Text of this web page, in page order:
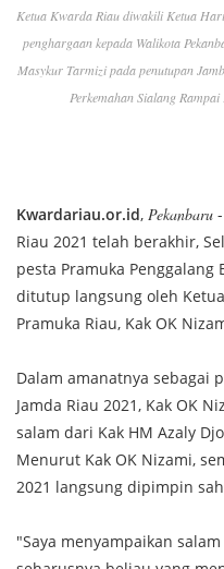
Ketua Kwarda Riau diwakili Ketua
penghargaan kepada Walikota
Masykur Tarmizi pada penutupan
Perkemahan Sialang
Kwardariau.or.id, Pekanbaru
Riau 2021 telah berakhir,
pesta Pramuka
ditutup langsung oleh
Pramuka Riau, Kak OK
Dalam amanatnya sebagai
Jamda Riau 2021, Kak OK
salam dari Kak HM Azaly
Menurut Kak OK Nizami,
2021 langsung dipimpin
"Saya menyampaikan